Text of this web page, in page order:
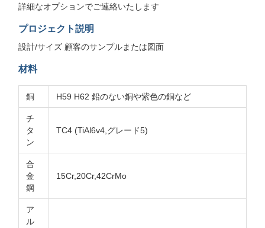
詳細なオプションでご連絡いたします
プロジェクト説明
設計/サイズ 顧客のサンプルまたは図面
材料
銅 H59 H62 鉛のない銅や紫色の銅など
チ
タ
ン
TC4 (TiAl6v4,グレード5)
合
金
鋼
15Cr,20Cr,42CrMo
ア
ル